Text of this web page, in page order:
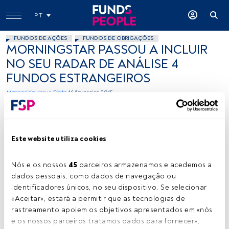
Este website utiliza cookies
Nós e os nossos 45 parceiros armazenamos e acedemos a
dados pessoais, como dados de navegação ou
identificadores únicos, no seu dispositivo. Se selecionar
«Aceitar», estará a permitir que as tecnologias de
rastreamento apoiem os objetivos apresentados em «nós
e os nossos parceiros tratamos dados para fornecer»,
PT
FUNDOS DE AÇÕES FUNDOS DE OBRIGAÇÕES
MORNINGSTAR PASSOU A INCLUIR
NO SEU RADAR DE ANÁLISE 4
FUNDOS ESTRANGEIROS
Margarida Jesus Pinto 16 fevereiro 2015
mlao77, Flickr, Creative Commons
Tempo de leitura: 2 min.